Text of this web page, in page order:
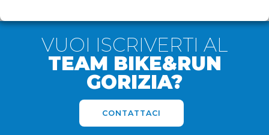
VUOI ISCRIVERTI AL
TEAM BIKE&RUN
GORIZIA?
CONTATTACI